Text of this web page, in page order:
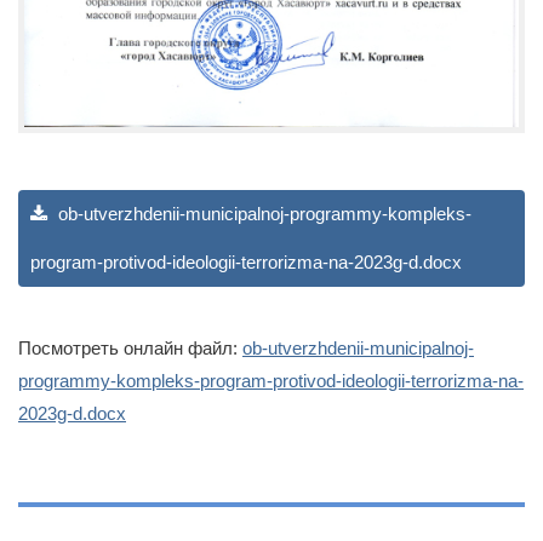
ob-utverzhdenii-municipalnoj-programmy-kompleks-
program-protivod-ideologii-terrorizma-na-2023g-d.docx
Посмотреть онлайн файл: ob-utverzhdenii-municipalnoj-
programmy-kompleks-program-protivod-ideologii-terrorizma-na-
2023g-d.docx